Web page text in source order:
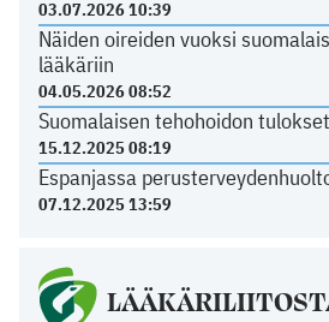
03.07.2026 10:39
Näiden oireiden vuoksi
lääkäriin
04.05.2026 08:52
Suomalaisen tehohoidon
15.12.2025 08:19
Espanjassa
07.12.2025 13:59